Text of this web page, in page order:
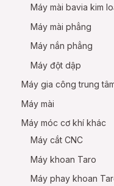
Máy mài bavia kim
Máy mài phẳng
Máy nắn phẳng
Máy đột dập
Máy gia công trung
Máy mài
Máy móc cơ khí khác
Máy cắt CNC
Máy khoan Taro
Máy phay khoan